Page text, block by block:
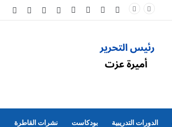
فيسبوك ‫YouTubeانستقرامتسجيل الدخول
مقالإضافة
الدورات التدريبية بودكاست نشرات القاطرة